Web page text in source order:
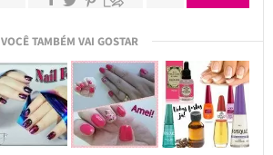
VOCÊ TAMBÉM VAI GOSTAR